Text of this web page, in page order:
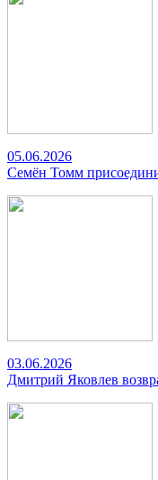
05.06.2026
Семён Томм
03.06.2026
Дмитрий Яковлев